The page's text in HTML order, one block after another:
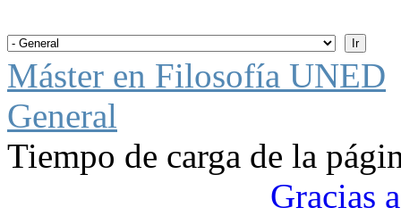
Máster en Filosofía UNED
General
Tiempo de carga de la
Gracias a